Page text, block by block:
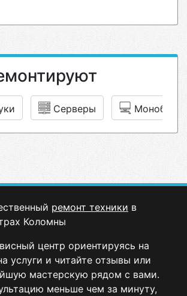
Серверы
ремонт техники в
Коломны
центр ориентируясь на
услуги и читайте отзывы или
мастерскую рядом с вами.
меньше чем за минуту,